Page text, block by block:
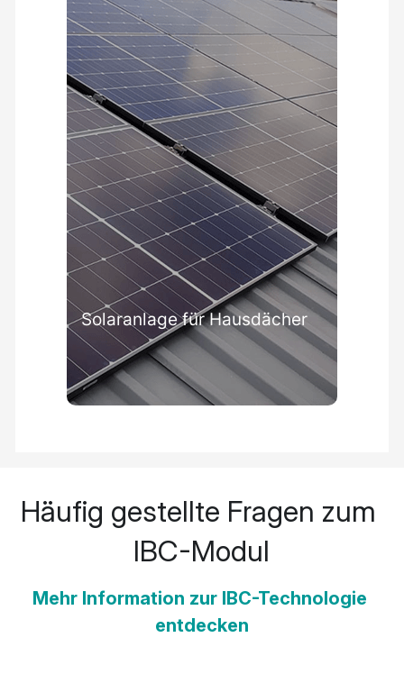
Häufig gestellte Fragen zum
IBC-Modul
Mehr Information zur IBC-Technologie
entdecken